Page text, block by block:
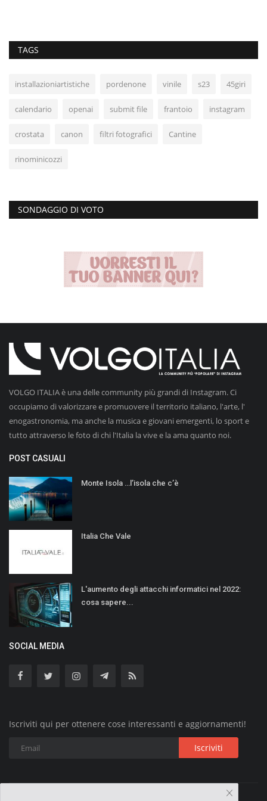
TAGS
installazioniartistiche pordenone vinile s23 45giri
calendario openai submit file frantoio instagram
crostata canon filtri fotografici Cantine
rinominicozzi
SONDAGGIO DI VOTO
VOLGO ITALIA è una delle community più grandi di Instagram. Ci
occupiamo di valorizzare e promuovere il territorio italiano, l'arte, l'
enogastronomia, ma anche la musica e giovani emergenti, lo sport e
tutto attraverso le foto di chi l'Italia la vive e la ama quanto noi.
POST CASUALI
Monte Isola …l’isola che c’è
Italia Che Vale
L'aumento degli attacchi informatici nel 2022:
cosa sapere...
SOCIAL MEDIA
Iscriviti qui per ottenere cose interessanti e aggiornamenti!
Iscriviti